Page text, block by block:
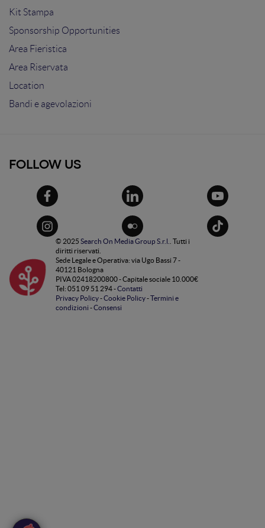
Kit Stampa
Sponsorship Opportunities
Area Fieristica
Area Riservata
Location
Bandi e agevolazioni
FOLLOW US
© 2025 Search On Media Group S.r.l.
. Tutti i
diritti riservati.
Sede Legale e Operativa: via Ugo Bassi 7 -
40121 Bologna
PIVA 02418200800 - Capitale sociale 10.000€
Tel: 051 09 51 294 -Contatti
Privacy Policy-Cookie Policy-Termini e
condizioni -Consensi